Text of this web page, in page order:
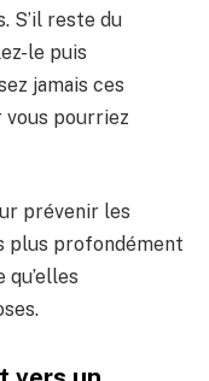
S’il reste du
le puis
jamais ces
pourriez
prévenir les
plus profondément